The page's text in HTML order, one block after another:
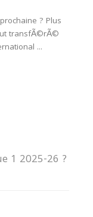
? Plus
transfÃ©rÃ©
...
1 2025-26 ?